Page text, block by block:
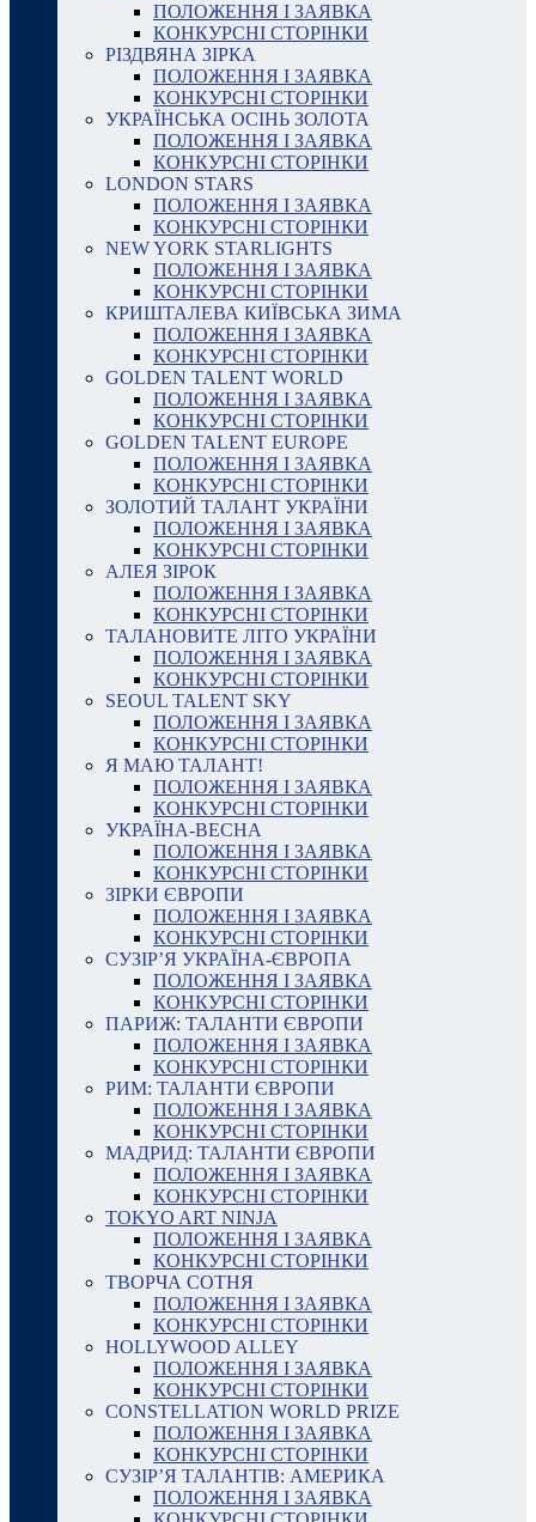
ПОЛОЖЕННЯ І ЗАЯВКА
КОНКУРСНІ СТОРІНКИ
РІЗДВЯНА ЗІРКА
ПОЛОЖЕННЯ І ЗАЯВКА
КОНКУРСНІ СТОРІНКИ
УКРАЇНСЬКА ОСІНЬ ЗОЛОТА
ПОЛОЖЕННЯ І ЗАЯВКА
КОНКУРСНІ СТОРІНКИ
LONDON STARS
ПОЛОЖЕННЯ І ЗАЯВКА
КОНКУРСНІ СТОРІНКИ
NEW YORK STARLIGHTS
ПОЛОЖЕННЯ І ЗАЯВКА
КОНКУРСНІ СТОРІНКИ
КРИШТАЛЕВА КИЇВСЬКА ЗИМА
ПОЛОЖЕННЯ І ЗАЯВКА
КОНКУРСНІ СТОРІНКИ
GOLDEN TALENT WORLD
ПОЛОЖЕННЯ І ЗАЯВКА
КОНКУРСНІ СТОРІНКИ
GOLDEN TALENT EUROPE
ПОЛОЖЕННЯ І ЗАЯВКА
КОНКУРСНІ СТОРІНКИ
ЗОЛОТИЙ ТАЛАНТ УКРАЇНИ
ПОЛОЖЕННЯ І ЗАЯВКА
КОНКУРСНІ СТОРІНКИ
АЛЕЯ ЗІРОК
ПОЛОЖЕННЯ І ЗАЯВКА
КОНКУРСНІ СТОРІНКИ
ТАЛАНОВИТЕ ЛІТО УКРАЇНИ
ПОЛОЖЕННЯ І ЗАЯВКА
КОНКУРСНІ СТОРІНКИ
SEOUL TALENT SKY
ПОЛОЖЕННЯ І ЗАЯВКА
КОНКУРСНІ СТОРІНКИ
Я МАЮ ТАЛАНТ!
ПОЛОЖЕННЯ І ЗАЯВКА
КОНКУРСНІ СТОРІНКИ
УКРАЇНА-ВЕСНА
ПОЛОЖЕННЯ І ЗАЯВКА
КОНКУРСНІ СТОРІНКИ
ЗІРКИ ЄВРОПИ
ПОЛОЖЕННЯ І ЗАЯВКА
КОНКУРСНІ СТОРІНКИ
СУЗІР’Я УКРАЇНА-ЄВРОПА
ПОЛОЖЕННЯ І ЗАЯВКА
КОНКУРСНІ СТОРІНКИ
ПАРИЖ: ТАЛАНТИ ЄВРОПИ
ПОЛОЖЕННЯ І ЗАЯВКА
КОНКУРСНІ СТОРІНКИ
РИМ: ТАЛАНТИ ЄВРОПИ
ПОЛОЖЕННЯ І ЗАЯВКА
КОНКУРСНІ СТОРІНКИ
МАДРИД: ТАЛАНТИ ЄВРОПИ
ПОЛОЖЕННЯ І ЗАЯВКА
КОНКУРСНІ СТОРІНКИ
TOKYO ART NINJA
ПОЛОЖЕННЯ І ЗАЯВКА
КОНКУРСНІ СТОРІНКИ
ТВОРЧА СОТНЯ
ПОЛОЖЕННЯ І ЗАЯВКА
КОНКУРСНІ СТОРІНКИ
HOLLYWOOD ALLEY
ПОЛОЖЕННЯ І ЗАЯВКА
КОНКУРСНІ СТОРІНКИ
CONSTELLATION WORLD PRIZE
ПОЛОЖЕННЯ І ЗАЯВКА
КОНКУРСНІ СТОРІНКИ
СУЗІР’Я ТАЛАНТІВ: АМЕРИКА
ПОЛОЖЕННЯ І ЗАЯВКА